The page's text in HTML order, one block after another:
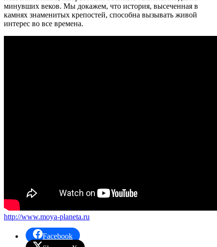
минувших веков. Мы докажем, что история, высеченная в
камнях знаменитых крепостей, способна вызывать живой
интерес во все времена.
http://www.moya-planeta.ru
Facebook